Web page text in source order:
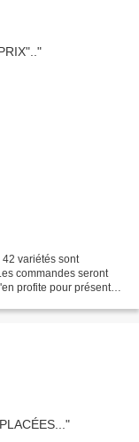
variétés sont
commandes seront
profite pour présenter